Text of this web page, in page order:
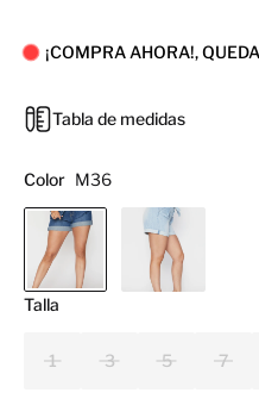
¡COMPRA AHORA!,
Tabla de medidas
Color M36
Talla
1 3 5 7